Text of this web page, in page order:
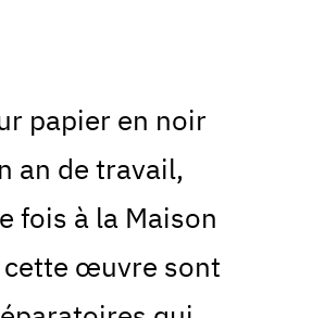
papier en noir
an de travail,
fois à la Maison
cette œuvre sont